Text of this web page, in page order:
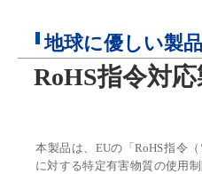
地球に優しい製品
RoHS指令対
本製品は、EUの「RoHS指令
に対する特定有害物質の使用